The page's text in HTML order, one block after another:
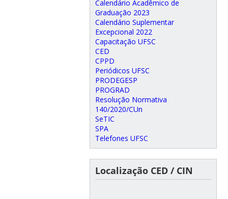
Calendário Acadêmico de
Graduação 2023
Calendário Suplementar
Excepcional 2022
Capacitação UFSC
CED
CPPD
Periódicos UFSC
PRODEGESP
PROGRAD
Resolução Normativa
140/2020/CUn
SeTIC
SPA
Telefones UFSC
Localização CED / CIN